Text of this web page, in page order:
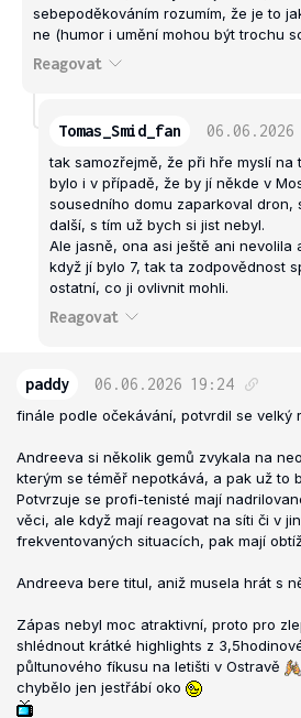
sebepoděkováním rozumím, že je to
ne (humor i umění mohou být trochu
Reagovat
Tomas_Smid_fan 06.06.2026
tak samozřejmě, že při hře myslí na
bylo i v případě, že by jí někde v
sousedního domu zaparkoval dron,
další, s tím už bych si jist nebyl.
Ale jasně, ona asi ještě ani nevolila
když jí bylo 7, tak ta zodpovědnost
ostatní, co ji ovlivnit mohli.
Reagovat
paddy 06.06.2026 19:24
finále podle očekávání, potvrdil se velký
Andreeva si několik gemů zvykala na
kterým se téměř nepotkává, a pak už to
Potvrzuje se profi-tenisté mají
věci, ale když mají reagovat na síti či v
frekventovaných situacích, pak mají
Andreeva bere titul, aniž musela hrát s
Zápas nebyl moc atraktivní, proto pro
shlédnout krátké highlights z
půltunového fíkusu na letišti v Ostravě
chybělo jen jestřábí oko